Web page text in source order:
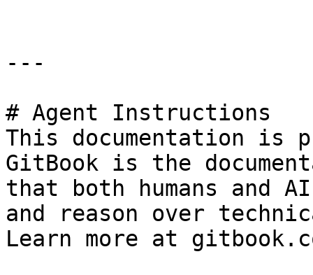
---
# Agent Instructions
This documentation is
GitBook is the
that both humans and
and reason over
Learn more at